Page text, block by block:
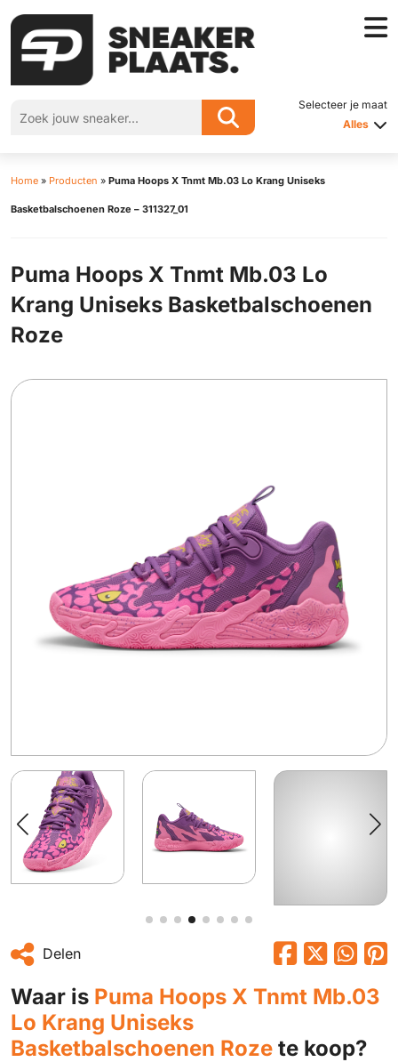
Selecteer je maat
Alles
Home » Producten » Puma Hoops X Tnmt Mb.03 Lo Krang Uniseks
Basketbalschoenen Roze – 311327_01
Puma Hoops X Tnmt Mb.03 Lo
Krang Uniseks Basketbalschoenen
Roze
Delen
Waar is Puma Hoops X Tnmt Mb.03
Lo Krang Uniseks
Basketbalschoenen Roze te koop?